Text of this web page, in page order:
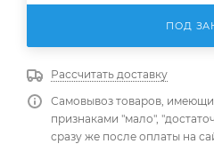
ПОД
Рассчитать доставку
Самовывоз товаров,
признаками "мало",
сразу же после оплаты на